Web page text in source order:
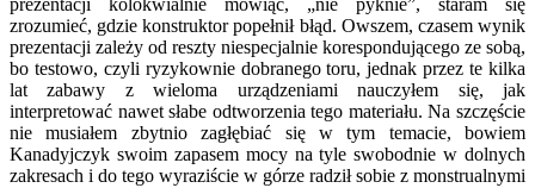
prezentacji kolokwialnie mówiąc, „nie pyknie”, staram się
zrozumieć, gdzie konstruktor popełnił błąd. Owszem, czasem wynik
prezentacji zależy od reszty niespecjalnie korespondującego ze sobą,
bo testowo, czyli ryzykownie dobranego toru, jednak przez te kilka
lat zabawy z wieloma urządzeniami nauczyłem się, jak
interpretować nawet słabe odtworzenia tego materiału. Na szczęście
nie musiałem zbytnio zagłębiać się w tym temacie, bowiem
Kanadyjczyk swoim zapasem mocy na tyle swobodnie w dolnych
zakresach i do tego wyraziście w górze radził sobie z monstrualnymi